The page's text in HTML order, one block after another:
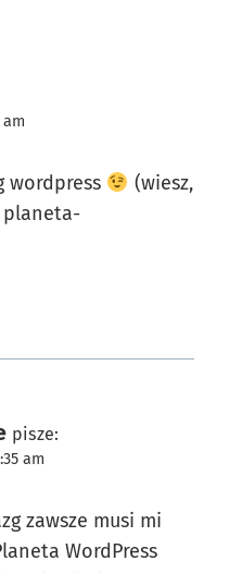
am
wordpress
(wiesz,
pisze:
am
zawsze musi mi
WordPress